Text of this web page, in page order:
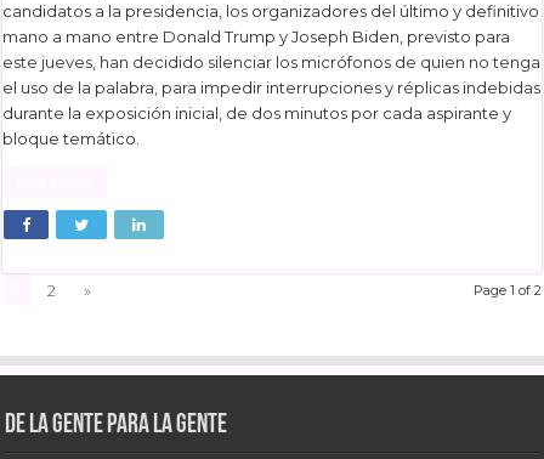
candidatos a la presidencia, los organizadores del último y definitivo
mano a mano entre Donald Trump y Joseph Biden, previsto para
este jueves, han decidido silenciar los micrófonos de quien no tenga
el uso de la palabra, para impedir interrupciones y réplicas indebidas
durante la exposición inicial, de dos minutos por cada aspirante y
bloque temático.
Page 1 of 2
2 »
De la gente para la gente